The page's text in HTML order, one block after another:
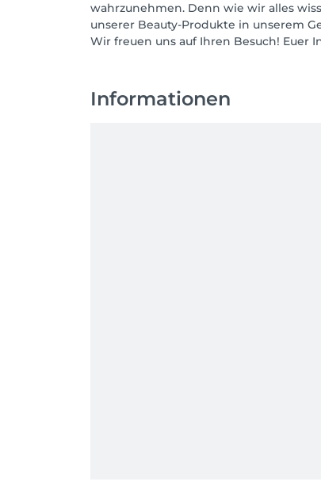
wahrzunehmen. Denn wie wir alles
unserer Beauty-Produkte in unserem
Wir freuen uns auf Ihren Besuch! Euer
Informationen